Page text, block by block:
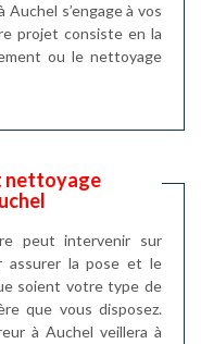
s’engage à vos
projet consiste en la
ou le nettoyage
nettoyage
peut intervenir sur
assurer la pose et le
soient votre type de
que vous disposez.
à Auchel veillera à